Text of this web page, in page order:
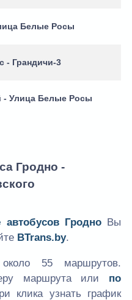
Белые Росы
- Грандичи-3
Улица Белые Росы
Гродно -
автобусов ГродноВы
BTrans.by.
55 маршрутов.
маршрута или по
клика узнать график